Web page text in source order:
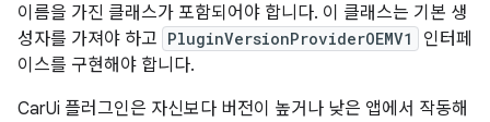
이름을 가진 클래스가 포함되어야 합니다. 이 클래스는 기본 생
성자를 가져야 하고 PluginVersionProviderOEMV1
인터페
이스를 구현해야 합니다.
CarUi 플러그인은 자신보다 버전이 높거나 낮은 앱에서 작동해